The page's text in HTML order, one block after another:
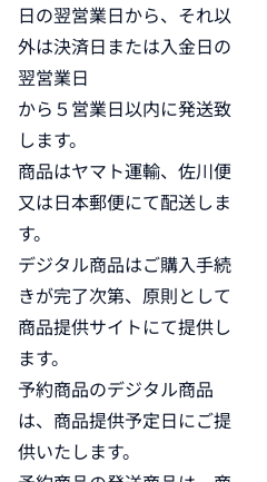
日の翌営業日から、それ以
外は決済日または入金日の
翌営業日
から５営業日以内に発送致
します。
商品はヤマト運輸、佐川便
又は日本郵便にて配送しま
す。
デジタル商品はご購入手続
きが完了次第、原則として
商品提供サイトにて提供し
ます。
予約商品のデジタル商品
は、商品提供予定日にご提
供いたします。